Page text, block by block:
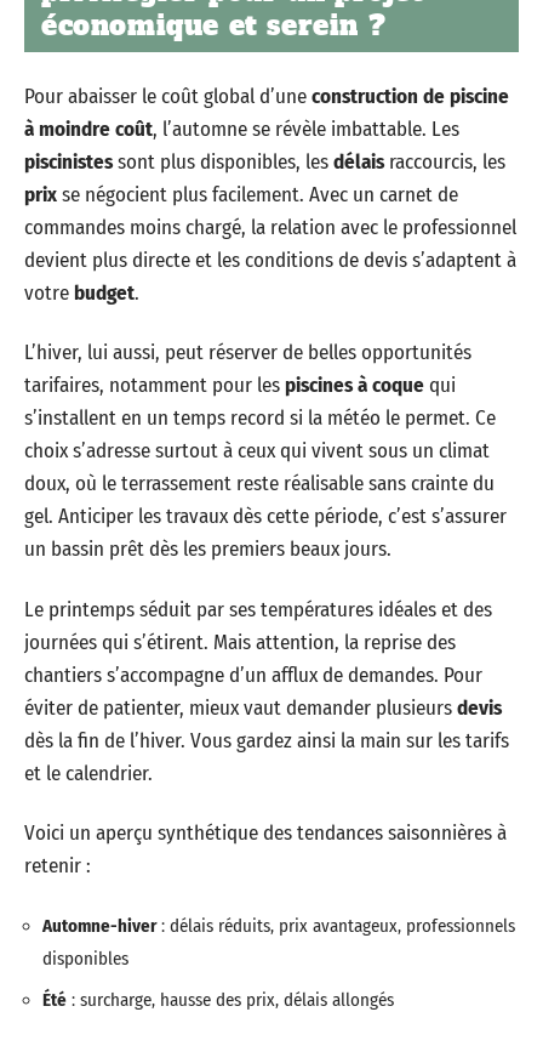
économique et serein ?
Pour abaisser le coût global d’uneconstruction de piscine
à moindre coût, l’automne se révèle imbattable. Les
piscinistessont plus disponibles, lesdélaisraccourcis, les
prixse négocient plus facilement. Avec un carnet de
commandes moins chargé, la relation avec le professionnel
devient plus directe et les conditions de devis s’adaptent à
votrebudget.
L’hiver, lui aussi, peut réserver de belles opportunités
tarifaires, notamment pour lespiscines à coquequi
s’installent en un temps record si la météo le permet. Ce
choix s’adresse surtout à ceux qui vivent sous un climat
doux, où le terrassement reste réalisable sans crainte du
gel. Anticiper les travaux dès cette période, c’est s’assurer
un bassin prêt dès les premiers beaux jours.
Le printemps séduit par ses températures idéales et des
journées qui s’étirent. Mais attention, la reprise des
chantiers s’accompagne d’un afflux de demandes. Pour
éviter de patienter, mieux vaut demander plusieursdevis
dès la fin de l’hiver. Vous gardez ainsi la main sur les tarifs
et le calendrier.
Voici un aperçu synthétique des tendances saisonnières à
retenir :
Automne-hiver: délais réduits, prix avantageux, professionnels
disponibles
Été : surcharge, hausse des prix, délais allongés